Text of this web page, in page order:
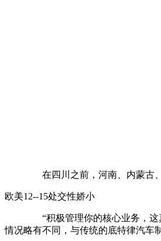
在四川之前，河南、内蒙古、浙
欧美12--15处交性娇小
“积极管理你的核心业务，这真是
情况略有不同，与传统的底特律汽车